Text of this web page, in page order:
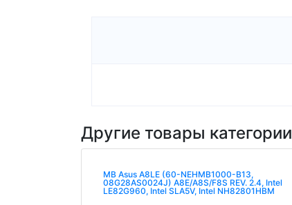
Другие товары категории
MB Asus A8LE (60-NEHMB1000-B13,
08G28AS0024J) A8E/A8S/F8S REV. 2.4, Intel
LE82G960, Intel SLA5V, Intel NH82801HBM